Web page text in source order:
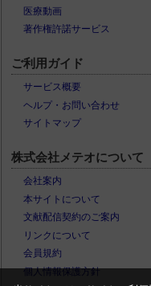
医療動画
著作権許諾サービス
ご利用ガイド
サービス概要
ヘルプ・お問い合わせ
サイトマップ
株式会社メテオについて
会社案内
本サイトについて
文献配信契約のご案内
リンクについて
会員規約
個人情報保護方針